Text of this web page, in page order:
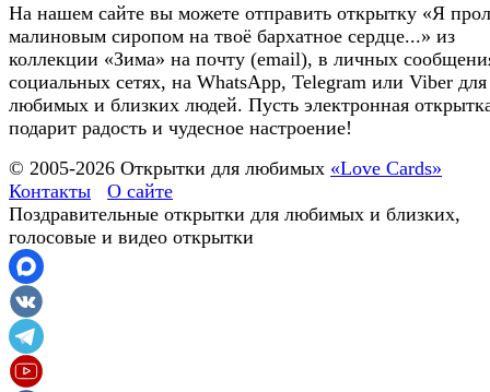
На нашем сайте вы можете отправить открытку «Я
малиновым сиропом на твоё бархатное сердце...» из
коллекции «Зима» на почту (email), в личных
социальных сетях, на WhatsApp, Telegram или Viber для
любимых и близких людей. Пусть электронная
подарит радость и чудесное настроение!
© 2005-2026 Открытки для любимых «Love Cards»
Контакты
О сайте
Поздравительные открытки для любимых и близких,
голосовые и видео открытки